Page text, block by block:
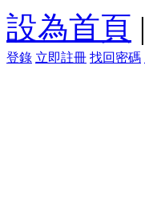
設為首頁 |
登錄 立即註冊 找回密碼